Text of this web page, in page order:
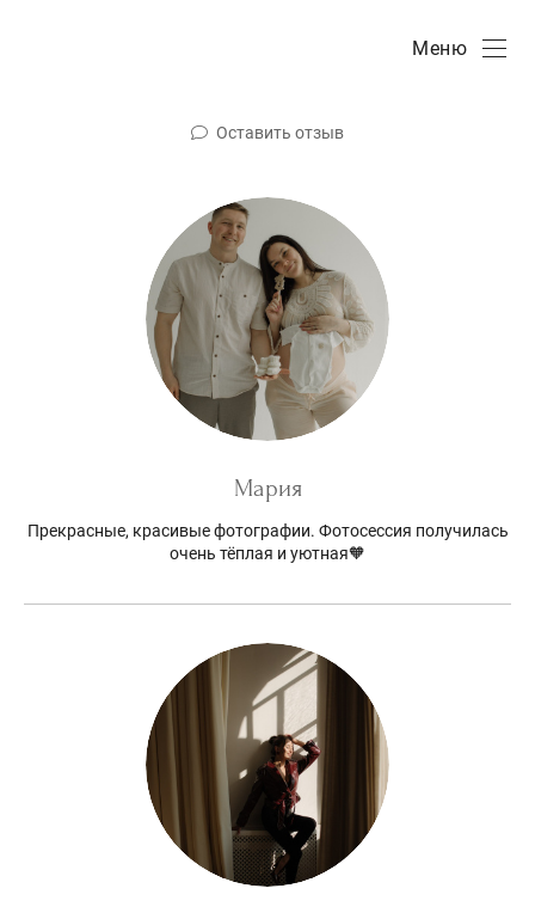
Меню
Оставить отзыв
Мария
Прекрасные, красивые фотографии. Фотосессия получилась
очень тёплая и уютная🧡